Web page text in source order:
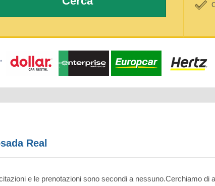
Real
e le prenotazioni sono secondi a nessuno.Cerchiamo di